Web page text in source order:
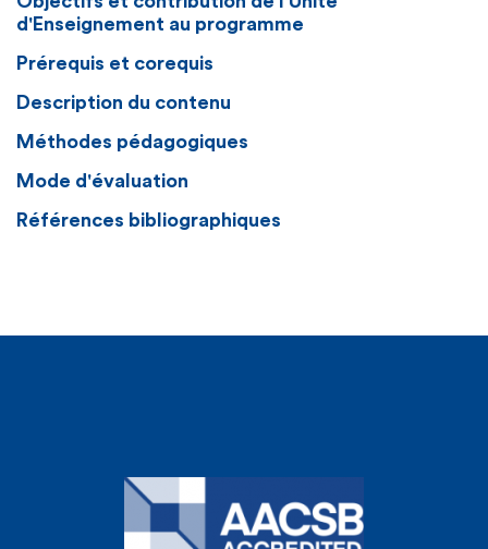
d'Enseignement au programme
Prérequis et corequis
Description du contenu
Méthodes pédagogiques
Mode d'évaluation
Références bibliographiques